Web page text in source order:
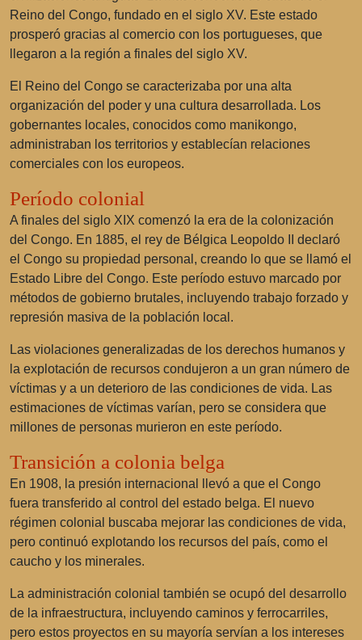
Reino del Congo, fundado en el siglo XV. Este estado
prosperó gracias al comercio con los portugueses, que
llegaron a la región a finales del siglo XV.
El Reino del Congo se caracterizaba por una alta
organización del poder y una cultura desarrollada. Los
gobernantes locales, conocidos como manikongo,
administraban los territorios y establecían relaciones
comerciales con los europeos.
Período colonial
A finales del siglo XIX comenzó la era de la colonización
del Congo. En 1885, el rey de Bélgica Leopoldo II declaró
el Congo su propiedad personal, creando lo que se llamó el
Estado Libre del Congo. Este período estuvo marcado por
métodos de gobierno brutales, incluyendo trabajo forzado y
represión masiva de la población local.
Las violaciones generalizadas de los derechos humanos y
la explotación de recursos condujeron a un gran número de
víctimas y a un deterioro de las condiciones de vida. Las
estimaciones de víctimas varían, pero se considera que
millones de personas murieron en este período.
Transición a colonia belga
En 1908, la presión internacional llevó a que el Congo
fuera transferido al control del estado belga. El nuevo
régimen colonial buscaba mejorar las condiciones de vida,
pero continuó explotando los recursos del país, como el
caucho y los minerales.
La administración colonial también se ocupó del desarrollo
de la infraestructura, incluyendo caminos y ferrocarriles,
pero estos proyectos en su mayoría servían a los intereses